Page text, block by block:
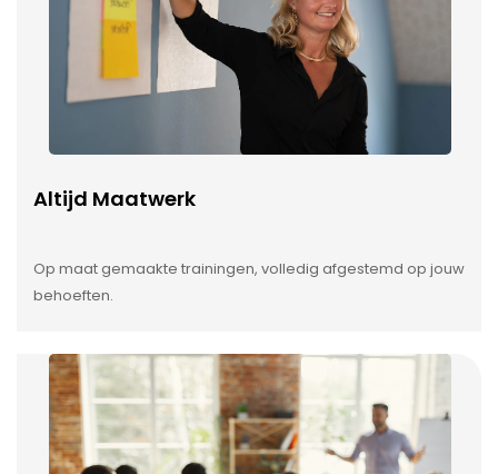
Altijd Maatwerk
Op maat gemaakte trainingen, volledig afgestemd op jouw
behoeften.